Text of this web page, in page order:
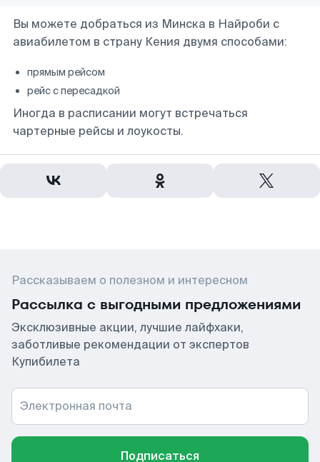
Вы можете добраться из Минска в Найроби с
авиабилетом в страну Кения двумя способами:
прямым рейсом
рейс с пересадкой
Иногда в расписании могут встречаться
чартерные рейсы и лоукосты.
Рассказываем о полезном и интересном
Рассылка с выгодными предложениями
Эксклюзивные акции, лучшие лайфхаки,
заботливые рекомендации от экспертов
Купибилета
Электронная почта
Подписаться